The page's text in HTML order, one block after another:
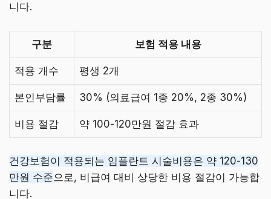
니다.
구분 보험 적용 내용
적용 개수 평생 2개
본인부담률 30% (의료급여 1종 20%, 2종 30%)
비용 절감 약 100-120만원 절감 효과
건강보험이 적용되는 임플란트 시술비용은 약 120-130
만원 수준으로, 비급여 대비 상당한 비용 절감이 가능합
니다.